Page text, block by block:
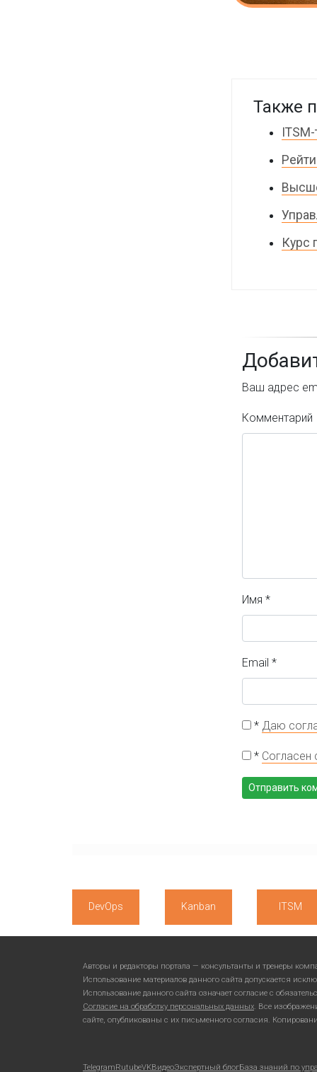
Также
Курс
Ваш адрес
Комментарий
Имя *
Email *
* Даю
* Согласен
DevOps Kanban ITSM
Авторы и редакторы портала — консультанты и тренеры
Использование материалов данного сайта допускается
Использование данного сайта означает согласие с
Согласие на обработку персональных данных. Все
сайте, опубликованы с их письменного согласия.
TelegramRutubeVKВидеоЭкспертный блогБаза знаний по